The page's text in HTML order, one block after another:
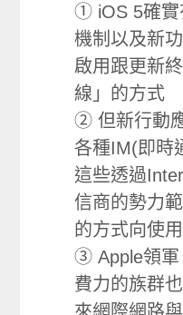
① iOS 5確實
機制以及新
啟用跟更新
線」的方式
② 但新行動
各種IM(即時
這些透過
信商的勢力
的方式向使
③ Apple領軍
費力的族群